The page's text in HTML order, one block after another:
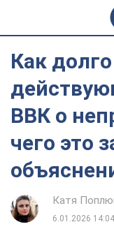
Как
ВВК о
чего это
Катя
6.01.2026 14:04